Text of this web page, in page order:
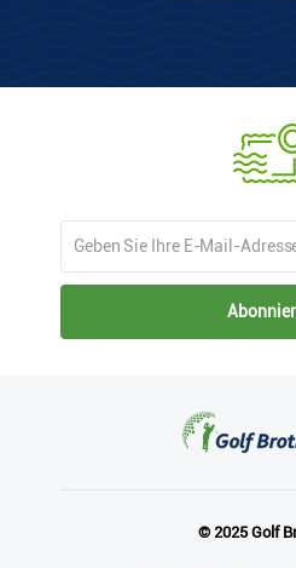
© 2025 Golf